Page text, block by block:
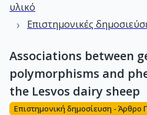
υλικό
› Επιστημονικές
Associations between
polymorphisms and
the Lesvos dairy sheep
Επιστημονική δημοσίευση - Άρθρο